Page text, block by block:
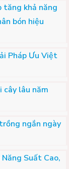
tăng khả năng
bón hiệu
Pháp Ưu Việt
cây lâu năm
ngắn ngày
Suất Cao,